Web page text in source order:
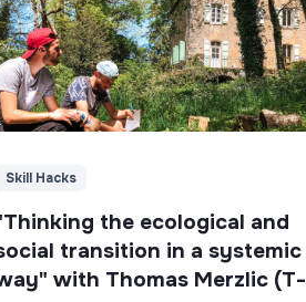
Skill Hacks
the ecological and
transition in a systemic
with Thomas Merzlic (T-